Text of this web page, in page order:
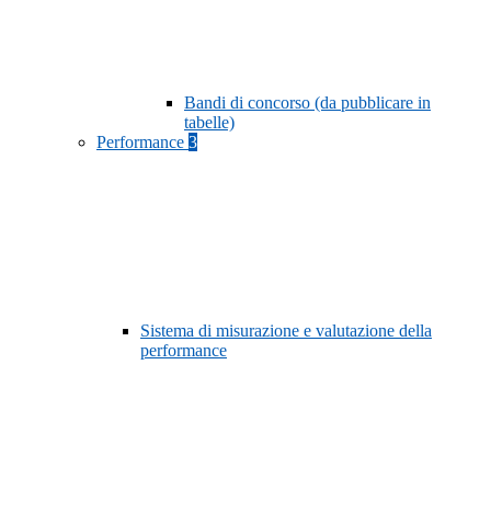
Bandi di concorso (da pubblicare in
tabelle)
Performance 3
Sistema di misurazione e valutazione della
performance